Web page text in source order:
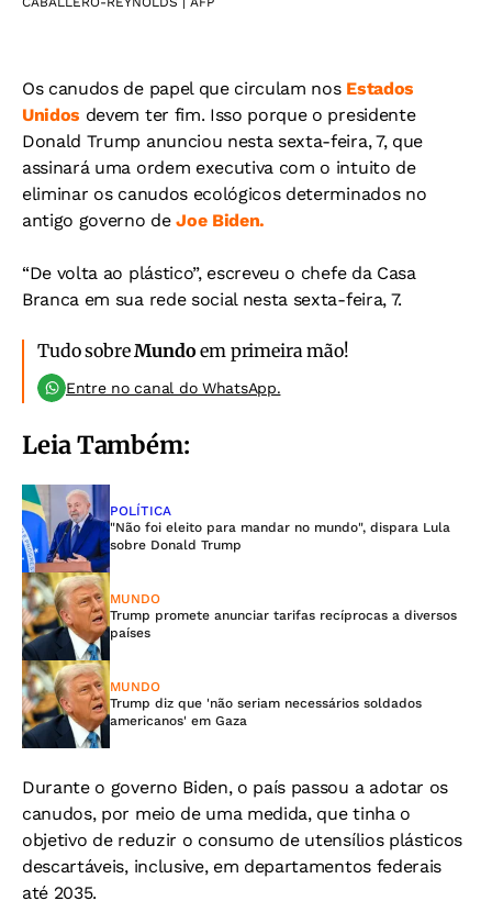
Os canudos de papel que circulam nos Estados
Unidos devem ter fim. Isso porque o presidente
Donald Trump anunciou nesta sexta-feira, 7, que
assinará uma ordem executiva com o intuito de
eliminar os canudos ecológicos determinados no
antigo governo deJoe Biden.
“De volta ao plástico”, escreveu o chefe da Casa
Branca em sua rede social nesta sexta-feira, 7.
Tudo sobreMundo em primeira mão!
Entre no canal do WhatsApp.
Leia Também:
POLÍTICA
"Não foi eleito para mandar no mundo", dispara Lula
sobre Donald Trump
MUNDO
Trump promete anunciar tarifas recíprocas a diversos
países
MUNDO
Trump diz que 'não seriam necessários soldados
americanos' em Gaza
Durante o governo Biden, o país passou a adotar os
canudos, por meio de uma medida, que tinha o
objetivo de reduzir o consumo de utensílios plásticos
descartáveis, inclusive, em departamentos federais
até 2035.